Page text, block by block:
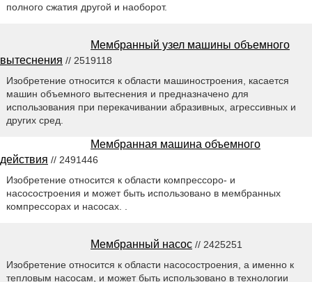
полного сжатия другой и наоборот.
Мембранный узел машины объемного
вытеснения // 2519118
Изобретение относится к области машиностроения, касается
машин объемного вытеснения и предназначено для
использования при перекачивании абразивных, агрессивных и
других сред.
Мембранная машина объемного
действия // 2491446
Изобретение относится к области компрессоро- и
насосостроения и может быть использовано в мембранных
компрессорах и насосах. .
Мембранный насос // 2425251
Изобретение относится к области насосостроения, а именно к
тепловым насосам, и может быть использовано в технологии